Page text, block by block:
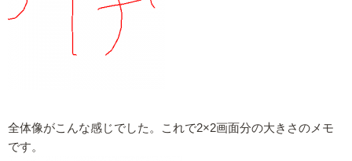
全体像がこんな感じでした。これで2×2画面分の大きさのメモ
です。